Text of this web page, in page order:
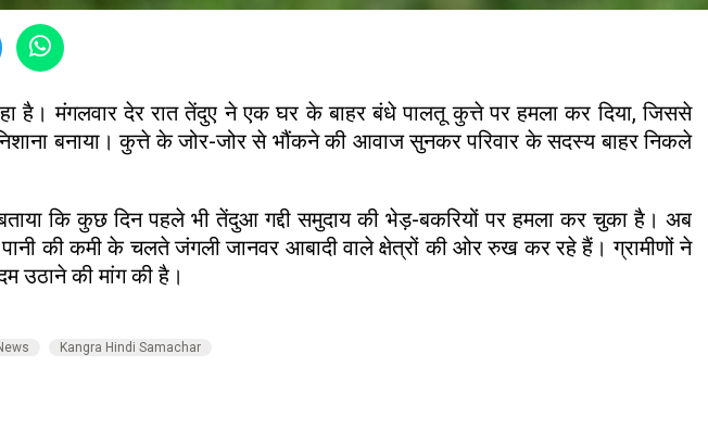
है। मंगलवार देर रात तेंदुए ने एक घर के बाहर बंधे पालतू कुत्ते पर हमला कर दिया, जिससे
बनाया। कुत्ते के जोर-जोर से भौंकने की आवाज सुनकर परिवार के सदस्य बाहर निकले
कि कुछ दिन पहले भी तेंदुआ गद्दी समुदाय की भेड़-बकरियों पर हमला कर चुका है। अब
की कमी के चलते जंगली जानवर आबादी वाले क्षेत्रों की ओर रुख कर रहे हैं। ग्रामीणों ने
उठाने की मांग की है।
Kangra Hindi Samachar